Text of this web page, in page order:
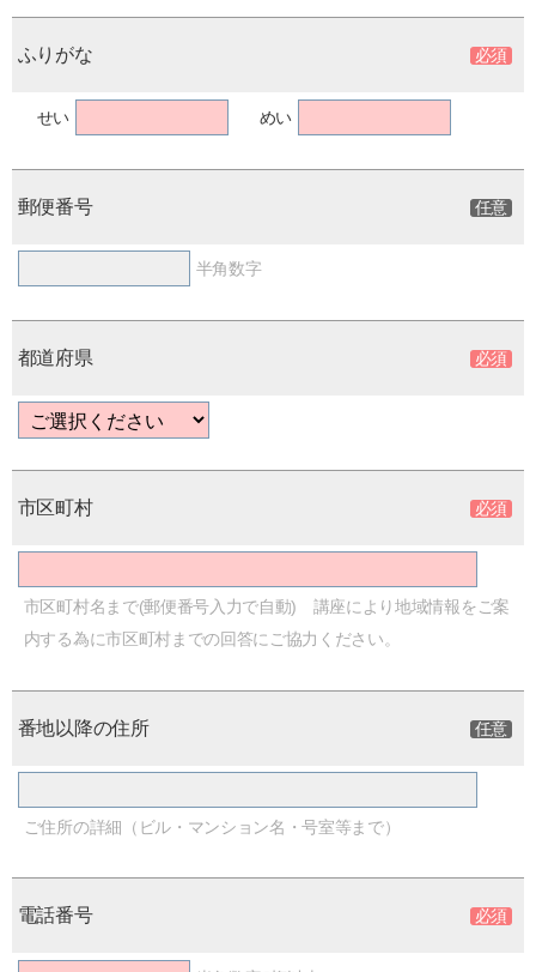
ふりがな
せい めい
郵便番号
半角数字
都道府県
市区町村
市区町村名まで(郵便番号入力で自動) 講座により地域情報をご案
内する為に市区町村までの回答にご協力ください。
番地以降の住所
ご住所の詳細（ビル・マンション名・号室等まで）
電話番号